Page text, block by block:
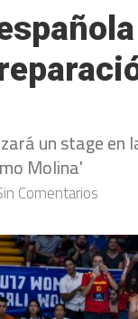
un stage en
Molina'
Comentarios